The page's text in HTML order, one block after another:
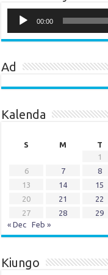
Player
00:00
Ad
Kalenda
S
M T
1
6
7 8
13
14 15
20
21 22
27
28 29
« Dec
Feb »
Kiungo